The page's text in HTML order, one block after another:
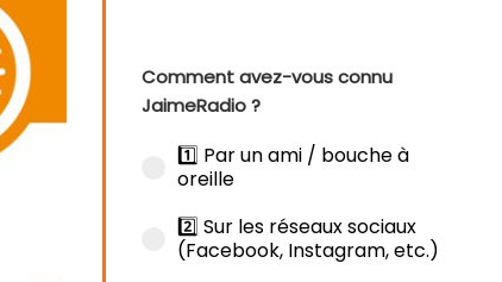
Comment avez-vous connu
JaimeRadio ?
1️⃣ Par un ami / bouche à
oreille
2️⃣ Sur les réseaux sociaux
(Facebook, Instagram, etc.)